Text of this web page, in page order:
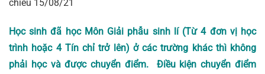
chiều 15/08/21
Học sinh đã học Môn Giải phẫu sinh lí (Từ 4 đơn vị học
trình hoặc 4 Tín chỉ trở lên) ở các trường khác thì không
phải học và được chuyển điểm. Điều kiện chuyển điểm